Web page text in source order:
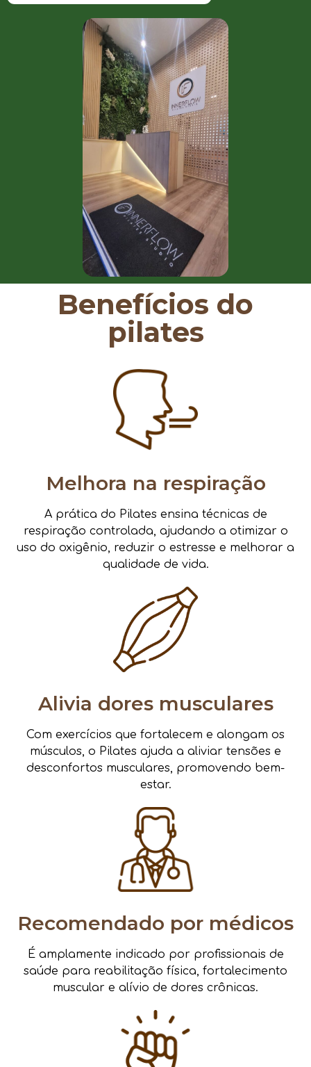
Benefícios do
pilates
Melhora na respiração
A prática do Pilates ensina técnicas de
respiração controlada, ajudando a otimizar o
uso do oxigênio, reduzir o estresse e melhorar a
qualidade de vida.
Alivia dores musculares
Com exercícios que fortalecem e alongam os
músculos, o Pilates ajuda a aliviar tensões e
desconfortos musculares, promovendo bem-
estar.
Recomendado por médicos
É amplamente indicado por profissionais de
saúde para reabilitação física, fortalecimento
muscular e alívio de dores crônicas.